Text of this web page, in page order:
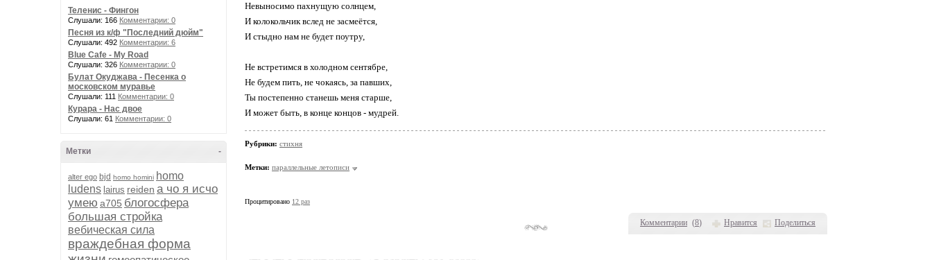
Теленис - Фингон
Слушали: 166 Комментарии: 0
Песня из к/ф "Последний дюйм"
Слушали: 492 Комментарии: 6
Blue Cafe - My Road
Слушали: 326 Комментарии: 0
Булат Окуджава - Песенка о
московском муравье
Слушали: 111 Комментарии: 0
Курара - Нас двое
Слушали: 61 Комментарии: 0
-
Метки
alter ego bjd homo homini homo
ludens lairus reiden а чо я исчо
умею а705 блогосфера
большая стройка
вебическая сила
враждебная форма
Комментарии (8) Нравится Поделиться
Невыносимо пахнущую солнцем,
И колокольчик вслед не засмеётся,
И стыдно нам не будет поутру,
Не встретимся в холодном сентябре,
Не будем пить, не чокаясь, за павших,
Ты постепенно станешь меня старше,
И может быть, в конце концов - мудрей.
Рубрики: стихня
Метки: параллельные летописи
Процитировано 12 раз